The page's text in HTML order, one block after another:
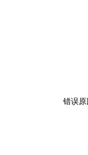
错误原